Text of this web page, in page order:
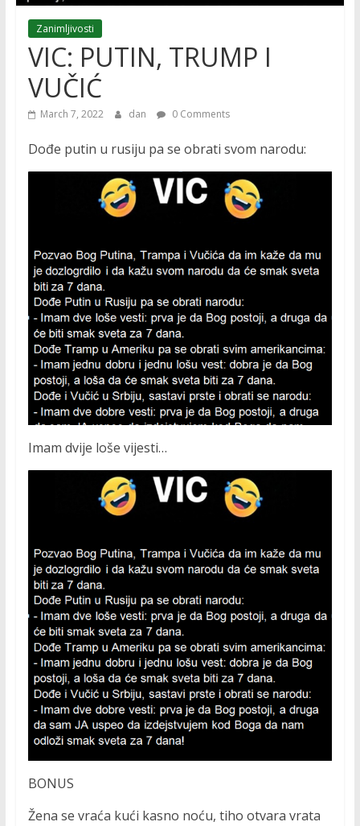
Zanimljivosti
VIC: PUTIN, TRUMP I
VUČIĆ
March 7, 2022 dan 0 Comments
Dođe putin u rusiju pa se obrati svom narodu:
Imam dvije loše vijesti…
BONUS
Žena se vraća kući kasno noću, tiho otvara vrata